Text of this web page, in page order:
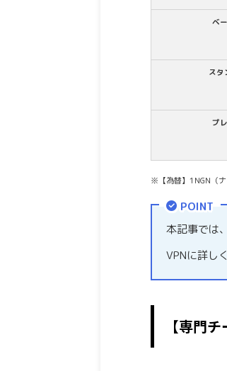
ベ
スタ
プ
※【為替】1NGN（
POINT
本記事では
VPNに詳し
【専門